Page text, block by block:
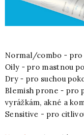
Normal/combo -
Oily - pro mastnou
Dry - pro suchou
Blemish prone - pro
vyrážkám, akné a
Sensitive - pro